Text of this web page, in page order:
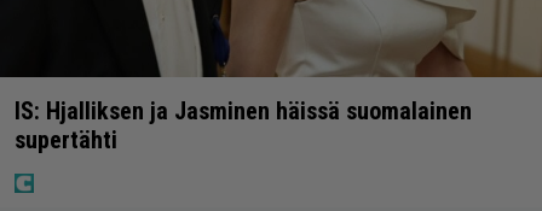
IS: Hjalliksen ja Jasminen häissä suomalainen
supertähti